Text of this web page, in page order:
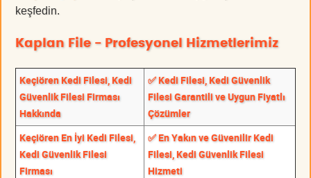
keşfedin.
Kaplan File - Profesyonel Hizmetlerimiz
Keçiören Kedi Filesi, Kedi
Güvenlik Filesi Firması
Hakkında
✅ Kedi Filesi, Kedi Güvenlik
Filesi Garantili ve Uygun Fiyatlı
Çözümler
Keçiören En İyi Kedi Filesi,
Kedi Güvenlik Filesi
Firması
✅ En Yakın ve Güvenilir Kedi
Filesi, Kedi Güvenlik Filesi
Hizmeti